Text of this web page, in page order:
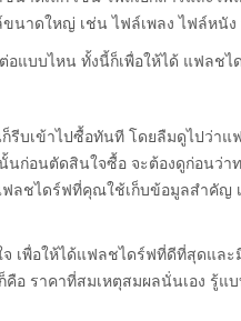
ขนาดใหญ่ เช่น ไฟล์เพลง ไฟล์หนั
อแบบไหน ทั้งนี้ก็เพื่อให้ได้ แฟลช
รีบเข้าไปซื้อทันที โดยลืมดูไปว่า
ก่อนตัดสินใจซื้อ จะต้องดูก่อนว่า
ลชไดร์ฟที่คุณใช้เก็บข้อมูลสำคัญ
เพื่อให้ได้แฟลชไดร์ฟที่ดีที่สุดแล
อ ราคาที่สมเหตุสมผลนั่นเอง รู้